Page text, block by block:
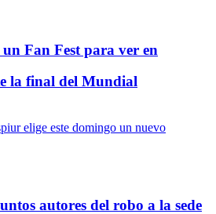
Fan Fest para ver en
la final del Mundial
autores del robo a la sede